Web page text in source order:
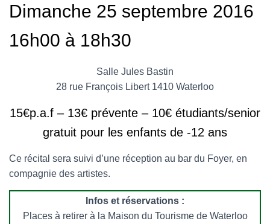
Dimanche 25 septembre 2016
16h00 à 18h30
Salle Jules Bastin
28 rue François Libert 1410 Waterloo
15€p.a.f – 13€ prévente – 10€ étudiants/senior
gratuit pour les enfants de -12 ans
Ce récital sera suivi d’une réception au bar du Foyer, en
compagnie des artistes.
Infos et réservations :
Places à retirer à la Maison du Tourisme de Waterloo